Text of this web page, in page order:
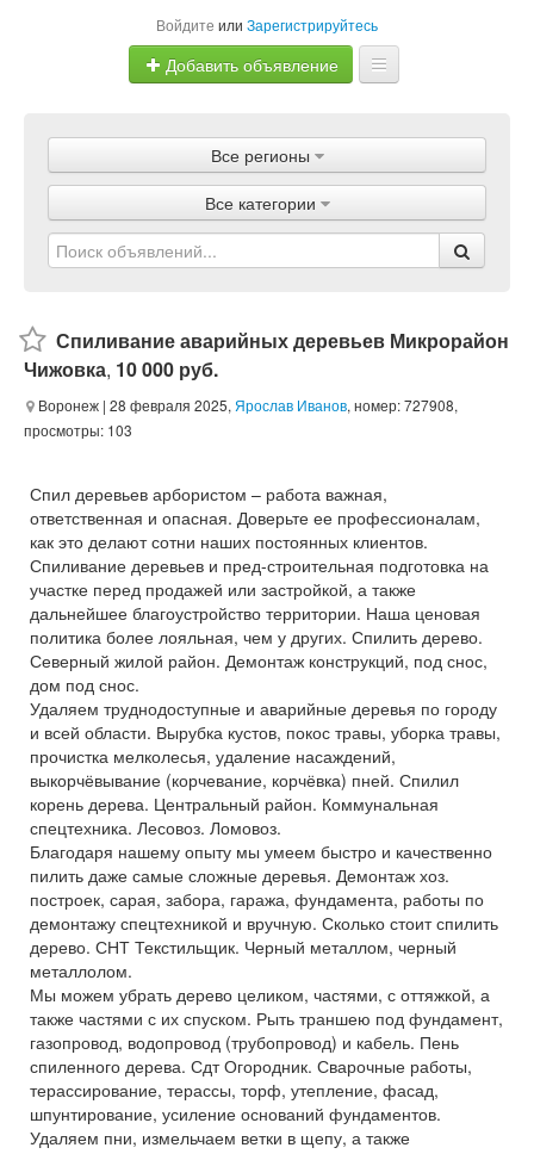
Войдите или Зарегистрируйтесь
Добавить объявление
Объявления
Магазины
Услуги
Все регионы
Все категории
Спиливание аварийных деревьев Микрорайон
Чижовка, 10 000 руб.
Воронеж | 28 февраля 2025, Ярослав Иванов, номер: 727908,
просмотры: 103
Спил деревьев арбористом – работа важная,
ответственная и опасная. Доверьте ее профессионалам,
как это делают сотни наших постоянных клиентов.
Спиливание деревьев и пред-строительная подготовка на
участке перед продажей или застройкой, а также
дальнейшее благоустройство территории. Наша ценовая
политика более лояльная, чем у других. Спилить дерево.
Северный жилой район. Демонтаж конструкций, под снос,
дом под снос.
Удаляем труднодоступные и аварийные деревья по городу
и всей области. Вырубка кустов, покос травы, уборка травы,
прочистка мелколесья, удаление насаждений,
выкорчёвывание (корчевание, корчёвка) пней. Спилил
корень дерева. Центральный район. Коммунальная
спецтехника. Лесовоз. Ломовоз.
Благодаря нашему опыту мы умеем быстро и качественно
пилить даже самые сложные деревья. Демонтаж хоз.
построек, сарая, забора, гаража, фундамента, работы по
демонтажу спецтехникой и вручную. Сколько стоит спилить
дерево. СНТ Текстильщик. Черный металлом, черный
металлолом.
Мы можем убрать дерево целиком, частями, с оттяжкой, а
также частями с их спуском. Рыть траншею под фундамент,
газопровод, водопровод (трубопровод) и кабель. Пень
спиленного дерева. Сдт Огородник. Сварочные работы,
терассирование, терассы, торф, утепление, фасад,
шпунтирование, усиление оснований фундаментов.
Удаляем пни, измельчаем ветки в щепу, а также